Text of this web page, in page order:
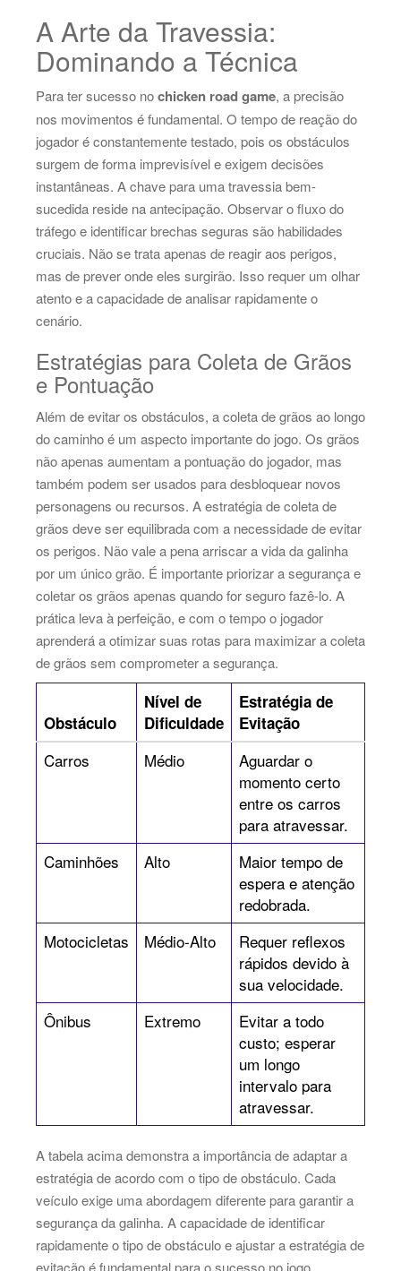
A Arte da Travessia:
Dominando a Técnica
Para ter sucesso nochicken road game, a precisão
nos movimentos é fundamental. O tempo de reação do
jogador é constantemente testado, pois os obstáculos
surgem de forma imprevisível e exigem decisões
instantâneas. A chave para uma travessia bem-
sucedida reside na antecipação. Observar o fluxo do
tráfego e identificar brechas seguras são habilidades
cruciais. Não se trata apenas de reagir aos perigos,
mas de prever onde eles surgirão. Isso requer um olhar
atento e a capacidade de analisar rapidamente o
cenário.
Estratégias para Coleta de Grãos
e Pontuação
Além de evitar os obstáculos, a coleta de grãos ao longo
do caminho é um aspecto importante do jogo. Os grãos
não apenas aumentam a pontuação do jogador, mas
também podem ser usados para desbloquear novos
personagens ou recursos. A estratégia de coleta de
grãos deve ser equilibrada com a necessidade de evitar
os perigos. Não vale a pena arriscar a vida da galinha
por um único grão. É importante priorizar a segurança e
coletar os grãos apenas quando for seguro fazê-lo. A
prática leva à perfeição, e com o tempo o jogador
aprenderá a otimizar suas rotas para maximizar a coleta
de grãos sem comprometer a segurança.
Obstáculo
Nível de
Dificuldade
Estratégia de
Evitação
Carros Médio
Aguardar o
momento certo
entre os carros
para atravessar.
Caminhões
Alto
Maior tempo de
espera e atenção
redobrada.
Motocicletas
Médio-Alto
Requer reflexos
rápidos devido à
sua velocidade.
Ônibus
Extremo
Evitar a todo
custo; esperar
um longo
intervalo para
atravessar.
A tabela acima demonstra a importância de adaptar a
estratégia de acordo com o tipo de obstáculo. Cada
veículo exige uma abordagem diferente para garantir a
segurança da galinha. A capacidade de identificar
rapidamente o tipo de obstáculo e ajustar a estratégia de
evitação é fundamental para o sucesso no jogo.